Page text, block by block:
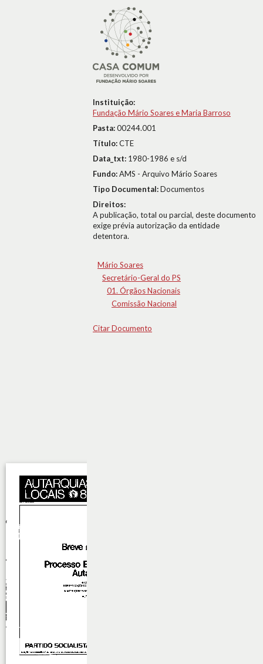
Instituição:
Fundação Mário Soares e Maria Barroso
Pasta:00244.001
Título:CTE
Data_txt: 1980-1986 e s/d
Fundo:AMS - Arquivo Mário Soares
Tipo Documental:Documentos
Direitos:
A publicação, total ou parcial, deste documento
exige prévia autorização da entidade
detentora.
Mário Soares
Secretário-Geral do PS
01. Órgãos Nacionais
Comissão Nacional
Citar Documento